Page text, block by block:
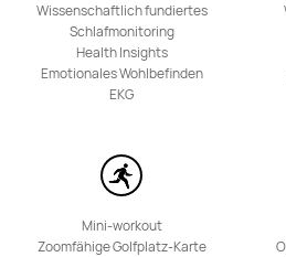
Wissenschaftlich fundiertes
Schlafmonitoring
Health Insights
Emotionales Wohlbefinden
EKG
Mini-workout
Zoomfähige Golfplatz-Karte